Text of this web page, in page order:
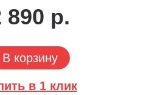
890 р.
В корзину
в 1 клик